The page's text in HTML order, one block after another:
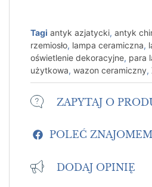
Tagi antyk azjatycki, antyk
rzemiosło, lampa ceramiczna,
oświetlenie dekoracyjne, para
użytkowa, wazon ceramiczny,
ZAPYTAJ O
POLEĆ
DODAJ OPINIĘ